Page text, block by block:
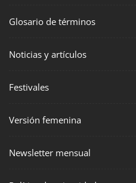
Glosario de términos
Noticias y artículos
Festivales
Versión femenina
Newsletter mensual